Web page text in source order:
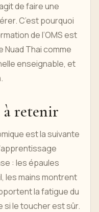
de faire une
C’est pourquoi
de l’OMS est
Nuad Thai comme
enseignable, et
à retenir
est la suivante
: les épaules
les mains montrent
la fatigue du
si le toucher est sûr.